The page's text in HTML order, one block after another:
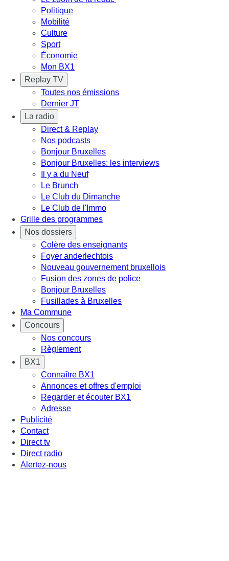
Politique
Mobilité
Culture
Sport
Économie
Mon BX1
Replay TV
Toutes nos émissions
Dernier JT
La radio
Direct & Replay
Nos podcasts
Bonjour Bruxelles
Bonjour Bruxelles: les interviews
Il y a du Neuf
Le Brunch
Le Club du Dimanche
Le Club de l'Immo
Grille des programmes
Nos dossiers
Colère des enseignants
Foyer anderlechtois
Nouveau gouvernement bruxellois
Fusion des zones de police
Bonjour Bruxelles
Fusillades à Bruxelles
Ma Commune
Concours
Nos concours
Règlement
BX1
Connaître BX1
Annonces et offres d'emploi
Regarder et écouter BX1
Adresse
Publicité
Contact
Direct tv
Direct radio
Alertez-nous